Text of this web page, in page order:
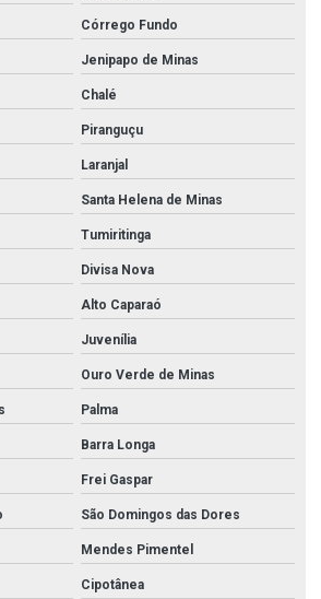
Córrego Fundo
Jenipapo de Minas
Chalé
Piranguçu
Laranjal
Santa Helena de Minas
Tumiritinga
Divisa Nova
Alto Caparaó
Juvenília
Ouro Verde de Minas
Palma
Barra Longa
Frei Gaspar
São Domingos das Dores
Mendes Pimentel
Cipotânea